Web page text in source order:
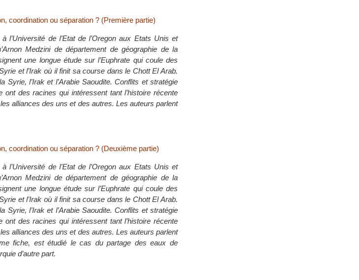
coordination ou séparation ? (Première partie)
l’Université de l’Etat de l’Oregon aux Etats Unis et
Medzini de département de géographie de la
une longue étude sur l’Euphrate qui coule des
et l’Irak où il finit sa course dans le Chott El Arab.
Syrie, l’Irak et l’Arabie Saoudite. Conflits et stratégie
ont des racines qui intéressent tant l’histoire récente
alliances des uns et des autres. Les auteurs parlent
coordination ou séparation ? (Deuxième partie)
l’Université de l’Etat de l’Oregon aux Etats Unis et
Medzini de département de géographie de la
une longue étude sur l’Euphrate qui coule des
et l’Irak où il finit sa course dans le Chott El Arab.
Syrie, l’Irak et l’Arabie Saoudite. Conflits et stratégie
ont des racines qui intéressent tant l’histoire récente
alliances des uns et des autres. Les auteurs parlent
fiche, est étudié le cas du partage des eaux de
d’autre part.